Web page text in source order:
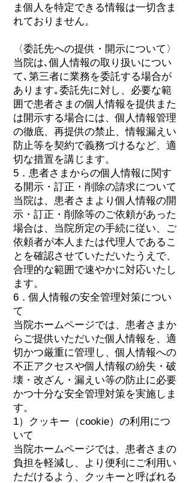
ま個人を特定できる情報は一切含ま
れておりません。
〈委託先への提供・開示について〉
当院は､個人情報の取り扱いについ
て､第三者に業務を委託する場合が
あります｡委託先に対し、必要な範
囲で患者さまの個人情報を提供また
は開示する場合には、個人情報管理
の徹底、再提供の禁止、情報漏えい
防止等を契約で義務づけるなど、適
切な措置を講じます。
5．患者さまからの個人情報に関す
る開示・訂正・削除の請求について
当院は、患者さまより個人情報の開
示・訂正・削除等のご依頼があった
場合は、当院所定の手続に従い、ご
依頼者が本人または代理人であるこ
とを確認させていただいたうえで、
合理的な範囲で速やかに対応いたし
ます。
6．個人情報の安全管理対策につい
て
当院ホームページでは、患者さまか
らご提供いただいた個人情報を、適
切かつ厳重に管理し、個人情報への
不正アクセスや個人情報の紛失・破
壊・改ざん・漏えい等の防止に必要
かつ十分な安全管理対策を実施しま
す。
1）クッキー（cookie）の利用につ
いて
当院ホームページでは、患者さまの
負担を軽減し、より便利にご利用い
ただけるよう、クッキーと呼ばれる